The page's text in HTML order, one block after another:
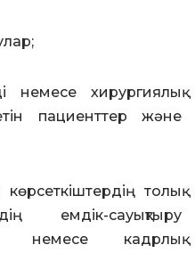
немесе хирургиялық
пациенттер және
толық
емдік-сауықтыру
немесе кадрлық